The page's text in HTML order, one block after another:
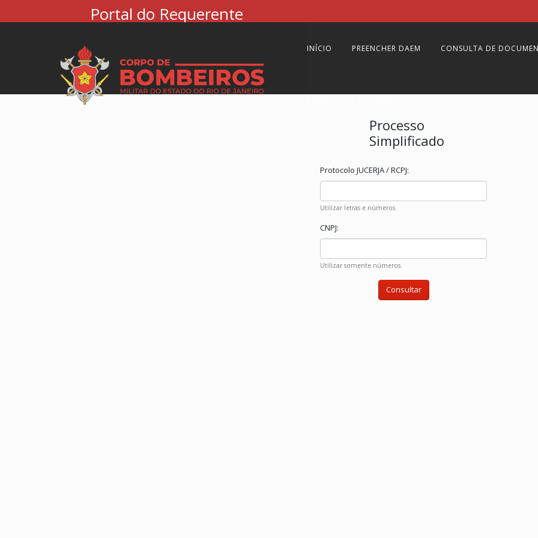
Portal do Requerente
INÍCIO PREENCHER DAEM CONSULTA DE
Processo
Simplificado
Protocolo JUCERJA / RCPJ:
Utilizar letras e números.
CNPJ:
Utilizar somente números.